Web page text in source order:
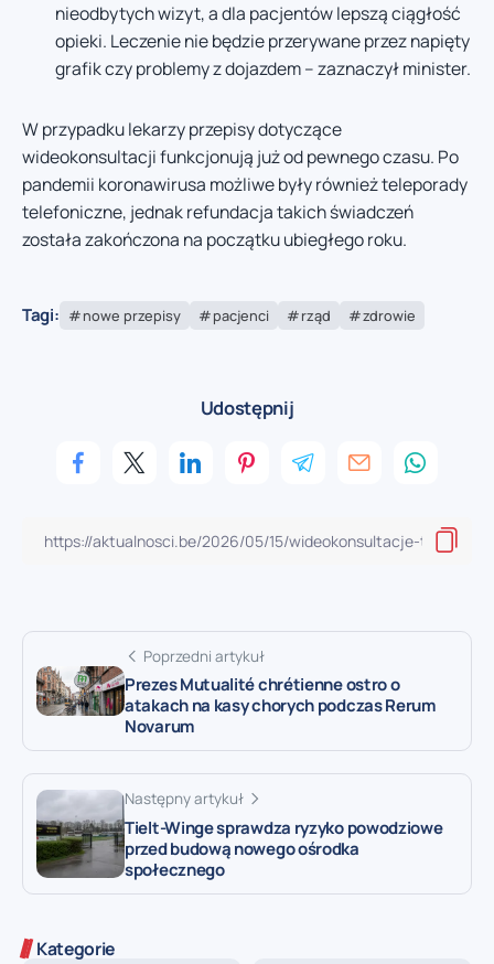
nieodbytych wizyt, a dla pacjentów lepszą ciągłość
opieki. Leczenie nie będzie przerywane przez napięty
grafik czy problemy z dojazdem – zaznaczył minister.
W przypadku lekarzy przepisy dotyczące
wideokonsultacji funkcjonują już od pewnego czasu. Po
pandemii koronawirusa możliwe były również teleporady
telefoniczne, jednak refundacja takich świadczeń
została zakończona na początku ubiegłego roku.
Tagi: nowe przepisy pacjenci rząd zdrowie
Udostępnij
Poprzedni artykuł
Prezes Mutualité chrétienne ostro o
atakach na kasy chorych podczas Rerum
Novarum
Następny artykuł
Tielt-Winge sprawdza ryzyko powodziowe
przed budową nowego ośrodka
społecznego
Kategorie